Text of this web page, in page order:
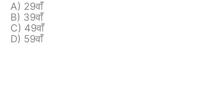
A) 29वाँ
B) 39वाँ
C) 49वाँ
D) 59वाँ